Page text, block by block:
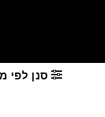
סנן לפי